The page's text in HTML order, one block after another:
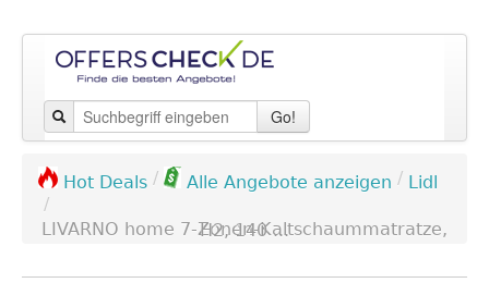
Go!
Hot Deals / Alle Angebote anzeigen / Lidl
/
LIVARNO home 7-Zonen-Kaltschaummatratze, H2, 140 ...